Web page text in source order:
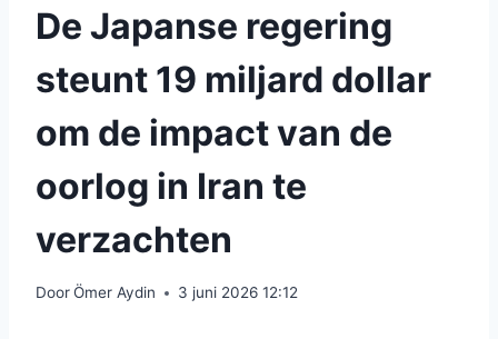
De Japanse regering
steunt 19 miljard dollar
om de impact van de
oorlog in Iran te
verzachten
DoorÖmer Aydin 3 juni 2026 12:12